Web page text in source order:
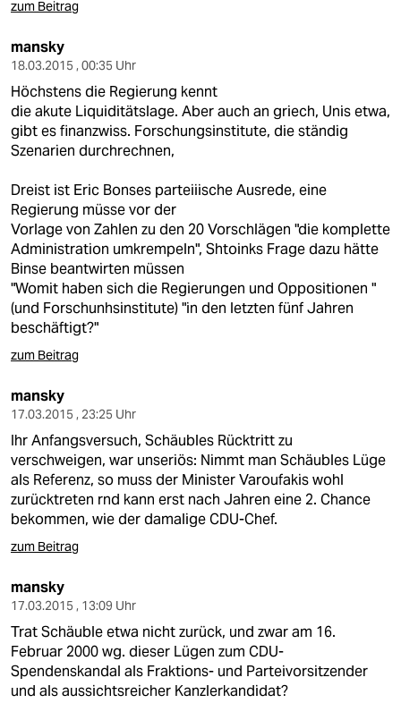
zum Beitrag
mansky
18.03.2015 , 00:35 Uhr
Höchstens die Regierung kennt
die akute Liquiditätslage. Aber auch an griech, Unis etwa,
gibt es finanzwiss. Forschungsinstitute, die ständig
Szenarien durchrechnen,
Dreist ist Eric Bonses parteiiische Ausrede, eine
Regierung müsse vor der
Vorlage von Zahlen zu den 20 Vorschlägen "die komplette
Administration umkrempeln", Shtoinks Frage dazu hätte
Binse beantwirten müssen
"Womit haben sich die Regierungen und Oppositionen "
(und Forschunhsinstitute) "in den letzten fünf Jahren
beschäftigt?"
zum Beitrag
mansky
17.03.2015 , 23:25 Uhr
Ihr Anfangsversuch, Schäubles Rücktritt zu
verschweigen, war unseriös: Nimmt man Schäubles Lüge
als Referenz, so muss der Minister Varoufakis wohl
zurücktreten rnd kann erst nach Jahren eine 2. Chance
bekommen, wie der damalige CDU-Chef.
zum Beitrag
mansky
17.03.2015 , 13:09 Uhr
Trat Schäuble etwa nicht zurück, und zwar am 16.
Februar 2000 wg. dieser Lügen zum CDU-
Spendenskandal als Fraktions- und Parteivorsitzender
und als aussichtsreicher Kanzlerkandidat?